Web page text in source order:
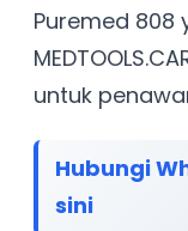
Puremed 808
untuk
Hubungi
sini